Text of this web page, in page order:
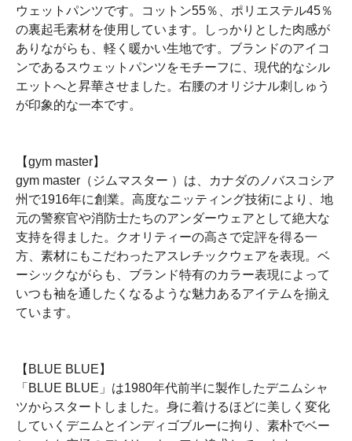
ウェットパンツです。コットン55％、ポリエステル45％
の裏起毛素材を使用しています。しっかりとした肉感が
ありながらも、軽く暖かい生地です。ブランドのアイコ
ンであるスウェットパンツをモチーフに、現代的なシル
エットへと昇華させました。右腰のオリジナル刺しゅう
が印象的な一本です。
【gym master】
gym master（ジムマスター ）は、カナダのノバスコシア
州で1916年に創業。高度なニッティング技術により、地
元の警察官や消防士たちのアンダーウェアとして絶大な
支持を得ました。クオリティーの高さで定評を得る一
方、素材にもこだわったアスレチックウェアを表現。ベ
ーシックながらも、ブランド特有のカラー表現によって
いつも袖を通したくなるような魅力あるアイテムを揃え
ています。
【BLUE BLUE】
「BLUE BLUE」は1980年代前半に製作したデニムシャ
ツからスタートしました。身に着けるほどに美しく変化
していくデニムとインディゴブルーに拘り、素朴でベー